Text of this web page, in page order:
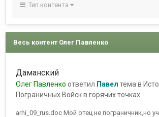
Тип контента
Весь контент Олег Павленко
Даманский
Олег Павленко ответил Павел тема в
Пограничных Войск в горячих точках
arhi_09_rus.doc Мой отец не пограничник,но